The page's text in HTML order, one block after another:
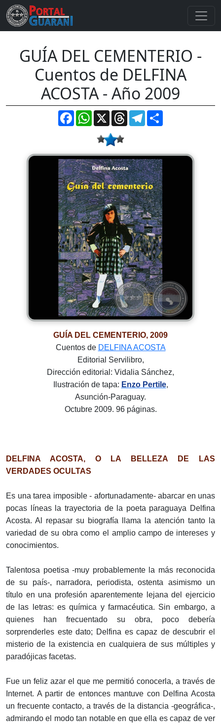
GUÍA DEL CEMENTERIO -
Cuentos de DELFINA
ACOSTA - Año 2009
FacebookWhatsApp
X ThreadsTelegram
GUÍA DEL CEMENTERIO, 2009
Cuentos de DELFINA ACOSTA
Editorial Servilibro,
Dirección editorial: Vidalia Sánchez,
Ilustración de tapa: Enzo Pertile,
Asunción-Paraguay.
Octubre 2009. 96 páginas.
DELFINA ACOSTA, O LA BELLEZA DE LAS
VERDADES OCULTAS
Es una tarea imposible - afortunadamente- abarcar en unas
pocas líneas la trayectoria de la poeta paraguaya Delfina
Acosta. Al repasar su biografía llama la atención tanto la
variedad de su obra como el amplio campo de intereses y
conocimientos.
Talentosa poetisa -muy probablemente la más reconocida
de su país-, narradora, periodista, ostenta asimismo un
título en una profesión aparentemente lejana del ejercicio
de las letras: es química y farmacéutica. Sin embargo, a
quienes han frecuentado su obra, poco debería
sorprenderles este dato; Delfina es capaz de descubrir el
misterio de la existencia en cualquiera de sus múltiples y
paradójicas facetas.
Fue un feliz azar el que me permitió conocerla, a través de
Internet. A partir de entonces mantuve con Delfina Acosta
un frecuente contacto, a través de la distancia -geográfica-,
admirando el modo tan notable en que ella es capaz de ver